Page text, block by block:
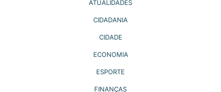
ATUALIDADES
CIDADANIA
CIDADE
ECONOMIA
ESPORTE
FINANÇAS